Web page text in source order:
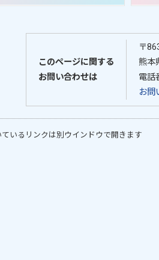
このページに関する
お問い合わせは
〒
熊本
電話
お問
いるリンクは別ウインドウで開きます